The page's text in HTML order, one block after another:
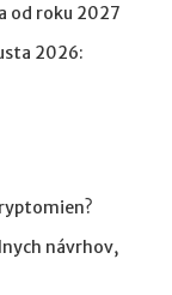
od roku 2027
2026:
návrhov,